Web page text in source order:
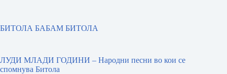
БИТОЛА БАБАМ БИТОЛА
ЛУДИ МЛАДИ ГОДИНИ – Народни песни во кои се
спомнува Битола